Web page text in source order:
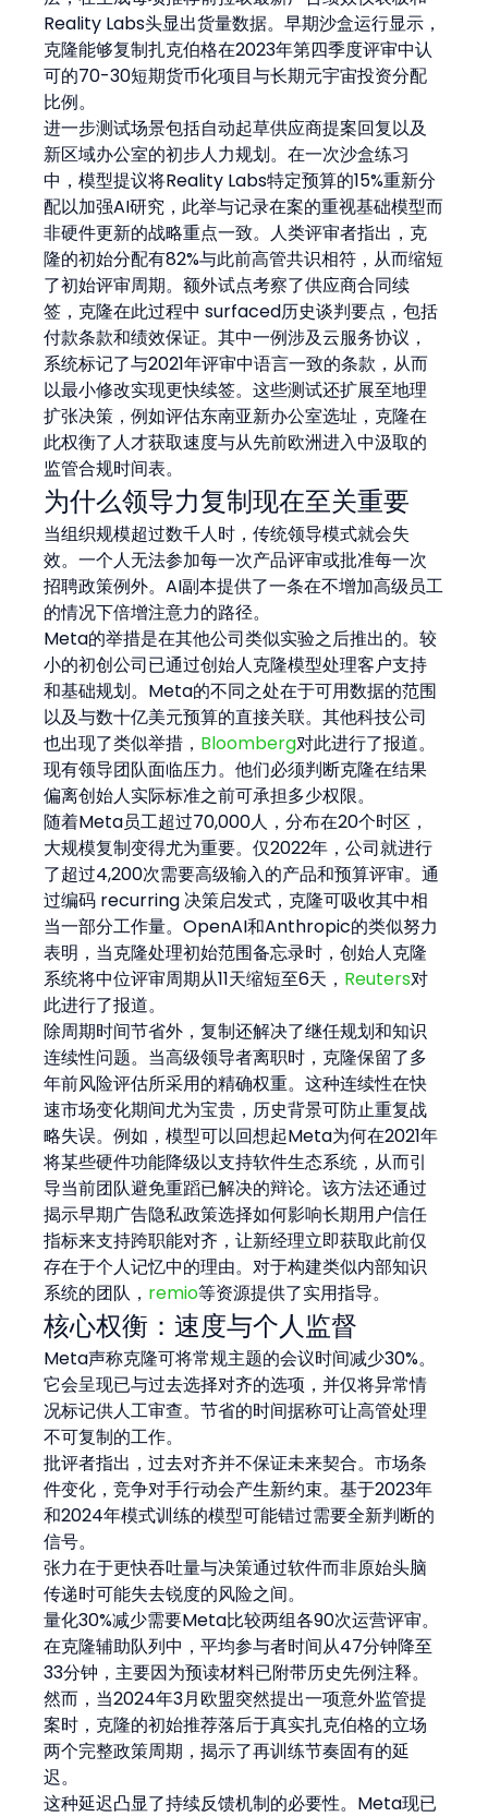
Reality Labs头显出货量数据。早期沙盒运行显示，
克隆能够复制扎克伯格在2023年第四季度评审中认
可的70-30短期货币化项目与长期元宇宙投资分配
比例。
进一步测试场景包括自动起草供应商提案回复以及
新区域办公室的初步人力规划。在一次沙盒练习
中，模型提议将Reality Labs特定预算的15%重新分
配以加强AI研究，此举与记录在案的重视基础模型而
非硬件更新的战略重点一致。人类评审者指出，克
隆的初始分配有82%与此前高管共识相符，从而缩短
了初始评审周期。额外试点考察了供应商合同续
签，克隆在此过程中 surfaced历史谈判要点，包括
付款条款和绩效保证。其中一例涉及云服务协议，
系统标记了与2021年评审中语言一致的条款，从而
以最小修改实现更快续签。这些测试还扩展至地理
扩张决策，例如评估东南亚新办公室选址，克隆在
此权衡了人才获取速度与从先前欧洲进入中汲取的
监管合规时间表。
为什么领导力复制现在至关重要
当组织规模超过数千人时，传统领导模式就会失
效。一个人无法参加每一次产品评审或批准每一次
招聘政策例外。AI副本提供了一条在不增加高级员工
的情况下倍增注意力的路径。
Meta的举措是在其他公司类似实验之后推出的。较
小的初创公司已通过创始人克隆模型处理客户支持
和基础规划。Meta的不同之处在于可用数据的范围
以及与数十亿美元预算的直接关联。其他科技公司
也出现了类似举措， Bloomberg对此进行了报道。
现有领导团队面临压力。他们必须判断克隆在结果
偏离创始人实际标准之前可承担多少权限。
随着Meta员工超过70,000人，分布在20个时区，
大规模复制变得尤为重要。仅2022年，公司就进行
了超过4,200次需要高级输入的产品和预算评审。通
过编码 recurring 决策启发式，克隆可吸收其中相
当一部分工作量。OpenAI和Anthropic的类似努力
表明，当克隆处理初始范围备忘录时，创始人克隆
系统将中位评审周期从11天缩短至6天， Reuters对
此进行了报道。
除周期时间节省外，复制还解决了继任规划和知识
连续性问题。当高级领导者离职时，克隆保留了多
年前风险评估所采用的精确权重。这种连续性在快
速市场变化期间尤为宝贵，历史背景可防止重复战
略失误。例如，模型可以回想起Meta为何在2021年
将某些硬件功能降级以支持软件生态系统，从而引
导当前团队避免重蹈已解决的辩论。该方法还通过
揭示早期广告隐私政策选择如何影响长期用户信任
指标来支持跨职能对齐，让新经理立即获取此前仅
存在于个人记忆中的理由。对于构建类似内部知识
系统的团队， remio等资源提供了实用指导。
核心权衡：速度与个人监督
Meta声称克隆可将常规主题的会议时间减少30%。
它会呈现已与过去选择对齐的选项，并仅将异常情
况标记供人工审查。节省的时间据称可让高管处理
不可复制的工作。
批评者指出，过去对齐并不保证未来契合。市场条
件变化，竞争对手行动会产生新约束。基于2023年
和2024年模式训练的模型可能错过需要全新判断的
信号。
张力在于更快吞吐量与决策通过软件而非原始头脑
传递时可能失去锐度的风险之间。
量化30%减少需要Meta比较两组各90次运营评审。
在克隆辅助队列中，平均参与者时间从47分钟降至
33分钟，主要因为预读材料已附带历史先例注释。
然而，当2024年3月欧盟突然提出一项意外监管提
案时，克隆的初始推荐落后于真实扎克伯格的立场
两个完整政策周期，揭示了再训练节奏固有的延
迟。
这种延迟凸显了持续反馈机制的必要性。Meta现已